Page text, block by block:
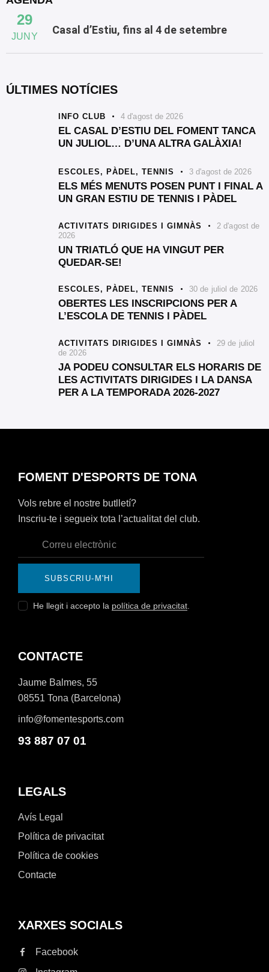
29
JUNY
Casal d’Estiu, fins al 4 de setembre
ÚLTIMES NOTÍCIES
INFO CLUB 4 d'agost de 2026
EL CASAL D’ESTIU DEL FOMENT TANCA
UN JULIOL… D’UNA ALTRA GALÀXIA!
ESCOLES, PÀDEL, TENNIS 3 d'agost de 2026
ELS MÉS MENUTS POSEN PUNT I FINAL A
UN GRAN ESTIU DE TENNIS I PÀDEL
ACTIVITATS DIRIGIDES I GIMNÀS
2 d'agost de
2026
UN TRIATLÓ QUE HA VINGUT PER
QUEDAR-SE!
ESCOLES, PÀDEL, TENNIS 30 de juliol de 2026
OBERTES LES INSCRIPCIONS PER A
L’ESCOLA DE TENNIS I PÀDEL
ACTIVITATS DIRIGIDES I GIMNÀS
29 de juliol
de 2026
JA PODEU CONSULTAR ELS HORARIS DE
LES ACTIVITATS DIRIGIDES I LA DANSA
PER A LA TEMPORADA 2026-2027
FOMENT D'ESPORTS DE TONA
Vols rebre el nostre butlletí?
Inscriu-te i segueix tota l’actualitat del club.
SUBSCRIU-M'HI
He llegit i accepto la política de privacitat
CONTACTE
Jaume Balmes, 55
08551 Tona (Barcelona)
info@fomentesports.com
93 887 07 01
LEGALS
Avís Legal
Política de privacitat
Política de cookies
Contacte
XARXES SOCIALS
Facebook